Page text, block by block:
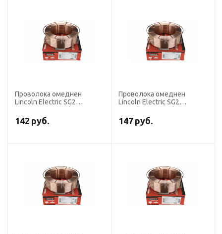
Проволока омеднен
Lincoln Electric SG2
18 кг аналог СВ-08ГС)
142 руб.
Проволока омеднен
Lincoln Electric SG2
18 кг аналог СВ-08ГС)
147 руб.